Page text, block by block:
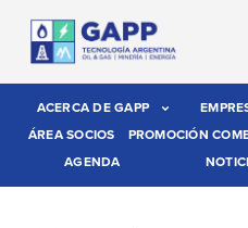
ACERCA DE GAPP
ÁREA SOCIOS
PROMOCIÓN
AGENDA